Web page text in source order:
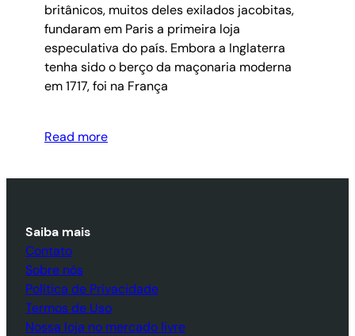
britânicos, muitos deles exilados jacobitas,
fundaram em Paris a primeira loja
especulativa do país. Embora a Inglaterra
tenha sido o berço da maçonaria moderna
em 1717, foi na França
Read more
Saiba mais
Contato
Sobre nós
Política de Privacidade
Termos de Uso
Nossa loja no mercado livre